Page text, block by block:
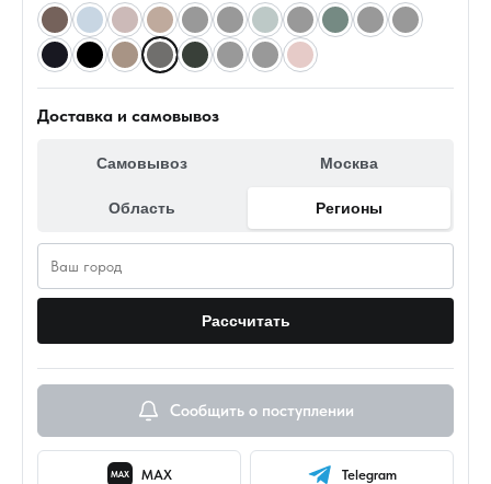
Доставка и самовывоз
Самовывоз Москва
Область Регионы
Рассчитать
Сообщить о поступлении
MAX MAX Telegram